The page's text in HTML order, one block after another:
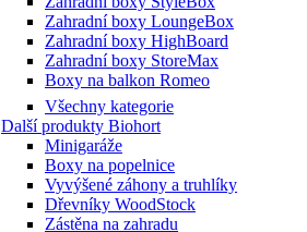
Zahradní boxy LoungeBox
Zahradní boxy HighBoard
Zahradní boxy StoreMax
Boxy na balkon Romeo
Všechny kategorie
Další produkty Biohort
Minigaráže
Boxy na popelnice
Vyvýšené záhony a truhlíky
Dřevníky WoodStock
Zástěna na zahradu